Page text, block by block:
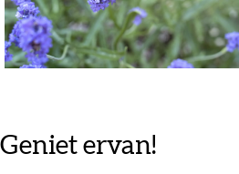
Geniet ervan!